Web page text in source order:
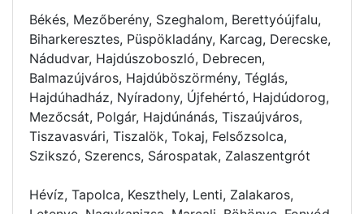
Békés, Mezőberény, Szeghalom, Berettyóújfalu,
Biharkeresztes, Püspökladány, Karcag, Derecske,
Nádudvar, Hajdúszoboszló, Debrecen,
Balmazújváros, Hajdúböszörmény, Téglás,
Hajdúhadház, Nyíradony, Újfehértó, Hajdúdorog,
Mezőcsát, Polgár, Hajdúnánás, Tiszaújváros,
Tiszavasvári, Tiszalök, Tokaj, Felsőzsolca,
Szikszó, Szerencs, Sárospatak, Zalaszentgrót
Hévíz, Tapolca, Keszthely, Lenti, Zalakaros,